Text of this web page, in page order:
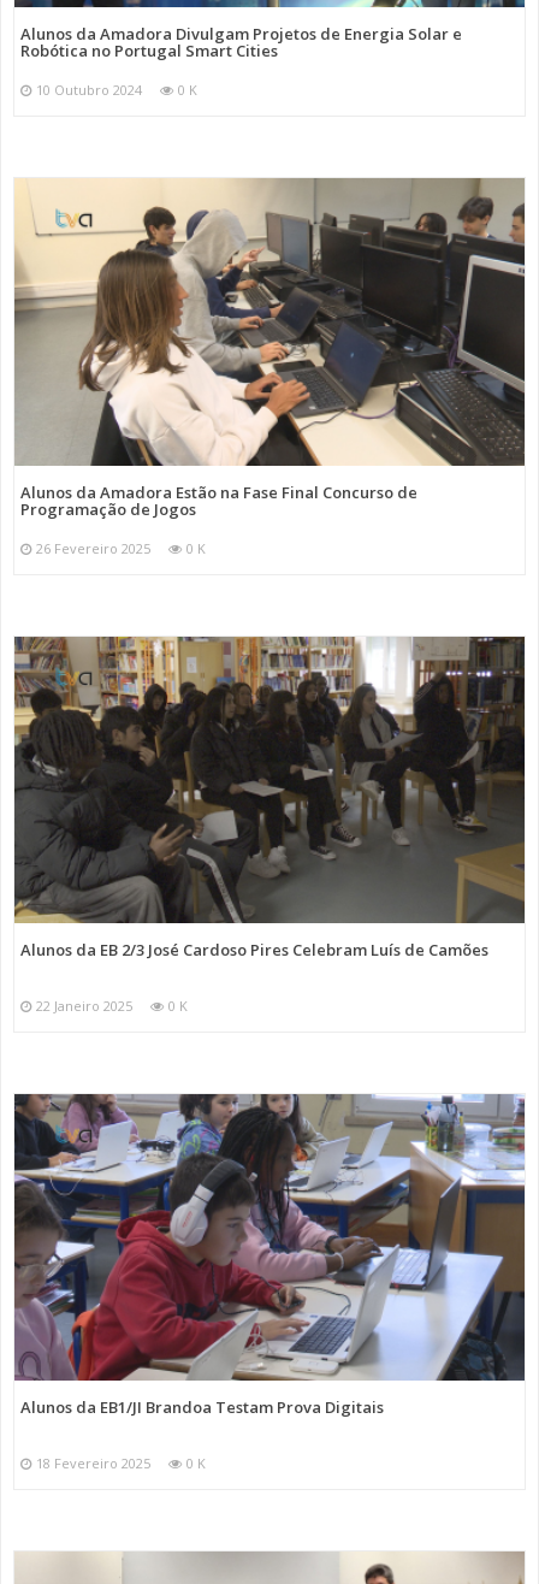
Alunos da Amadora Divulgam Projetos de Energia Solar e
Robótica no Portugal Smart Cities
10 Outubro 2024 0 K
Alunos da Amadora Estão na Fase Final Concurso de
Programação de Jogos
26 Fevereiro 2025 0 K
Alunos da EB 2/3 José Cardoso Pires Celebram Luís de Camões
22 Janeiro 2025 0 K
Alunos da EB1/JI Brandoa Testam Prova Digitais
18 Fevereiro 2025 0 K